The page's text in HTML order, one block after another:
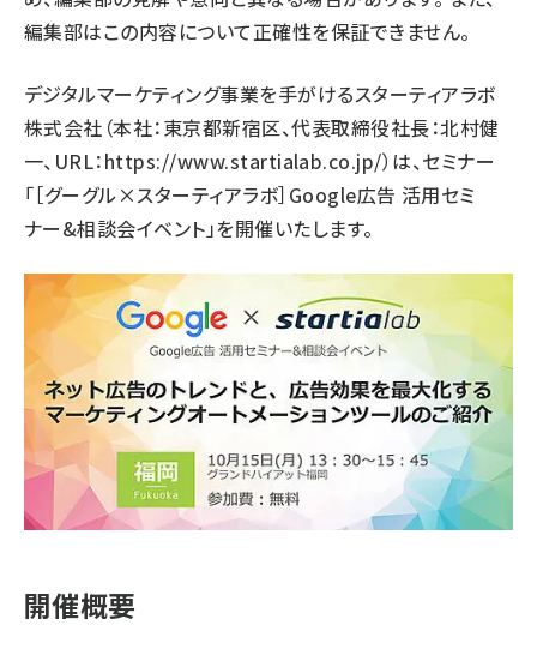
編集部はこの内容について正確性を保証できません。
デジタルマーケティング事業を手がけるスターティアラボ
株式会社（本社：東京都新宿区、代表取締役社長：北村健
一、URL：https://www.startialab.co.jp/）は、セミナー
「［グーグル×スターティアラボ］Google広告 活用セミ
ナー&相談会イベント」を開催いたします。
開催概要